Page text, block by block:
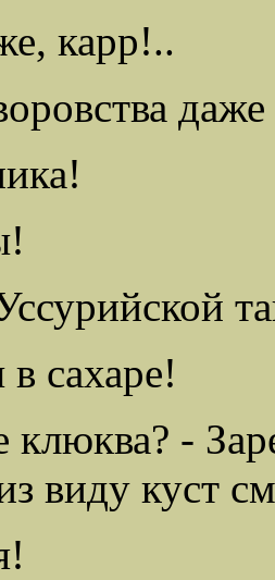
карр!..
сахаре!
клюква? -
виду куст